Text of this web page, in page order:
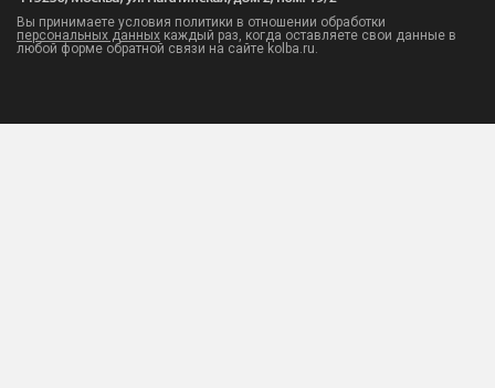
Вы принимаете условия политики в отношении обработки
персональных данных каждый раз, когда оставляете свои данные в
любой форме обратной связи на сайте kolba.ru.